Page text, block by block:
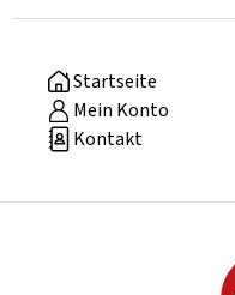
Startseite
Mein Konto
Kontakt